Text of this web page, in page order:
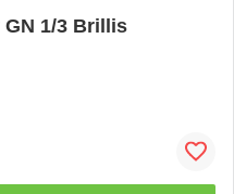
GN 1/3 Brillis